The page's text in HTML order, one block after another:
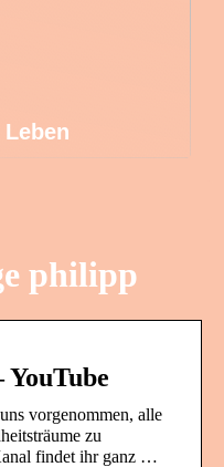
philipp
vorgenommen, alle
zu
findet ihr ganz …